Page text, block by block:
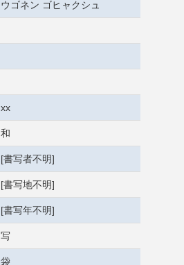
ウゴネン ゴヒャクシュ
xx
和
[書写者不明]
[書写地不明]
[書写年不明]
写
袋